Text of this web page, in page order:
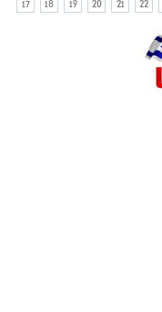
17
18 19 20 21 22